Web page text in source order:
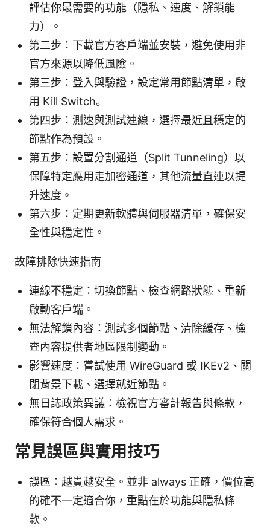
評估你最需要的功能（隱私、速度、解鎖能
力）。
第二步：下載官方客戶端並安裝，避免使用非
官方來源以降低風險。
第三步：登入與驗證，設定常用節點清單，啟
用 Kill Switch。
第四步：測速與測試連線，選擇最近且穩定的
節點作為預設。
第五步：設置分割通道（Split Tunneling）以
保障特定應用走加密通道，其他流量直連以提
升速度。
第六步：定期更新軟體與伺服器清單，確保安
全性與穩定性。
故障排除快速指南
連線不穩定：切換節點、檢查網路狀態、重新
啟動客戶端。
無法解鎖內容：測試多個節點、清除緩存、檢
查內容提供者地區限制變動。
影響速度：嘗試使用 WireGuard 或 IKEv2、關
閉背景下載、選擇就近節點。
無日誌政策異議：檢視官方審計報告與條款，
確保符合個人需求。
常見誤區與實用技巧
誤區：越貴越安全。並非 always 正確，價位高
的確不一定適合你，重點在於功能與隱私條
款。